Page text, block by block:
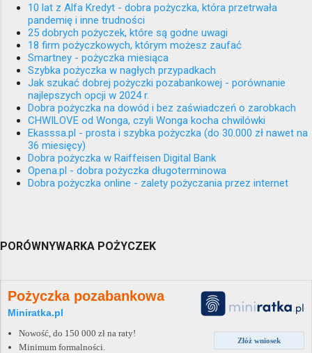
10 lat z Alfa Kredyt - dobra pożyczka, która przetrwała
pandemię i inne trudności
25 dobrych pożyczek, które są godne uwagi
18 firm pożyczkowych, którym możesz zaufać
Smartney - pożyczka miesiąca
Szybka pożyczka w nagłych przypadkach
Jak szukać dobrej pożyczki pozabankowej - porównanie
najlepszych opcji w 2024 r.
Dobra pożyczka na dowód i bez zaświadczeń o zarobkach
CHWILOVE od Wonga, czyli Wonga kocha chwilówki
Ekasssa.pl - prosta i szybka pożyczka (do 30.000 zł nawet na
36 miesięcy)
Dobra pożyczka w Raiffeisen Digital Bank
Opena.pl - dobra pożyczka długoterminowa
Dobra pożyczka online - zalety pożyczania przez internet
PORÓWNYWARKA POŻYCZEK
Pożyczka pozabankowa
Miniratka.pl
Złóż wniosek
Nowość, do 150 000 zł na raty!
Minimum formalności.